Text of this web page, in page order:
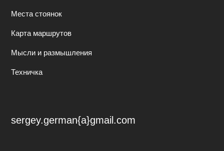
Места стоянок
Карта маршрутов
Мысли и размышления
Техничка
sergey.german{a}gmail.com